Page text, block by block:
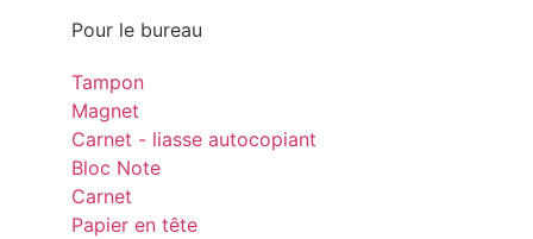
Pour le bureau
Tampon
Magnet
Carnet - liasse autocopiant
Bloc Note
Carnet
Papier en tête